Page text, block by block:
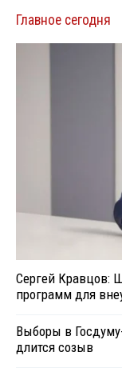
Главное сегодня
Сергей Кравцов:
программ для
Выборы в
длится созыв